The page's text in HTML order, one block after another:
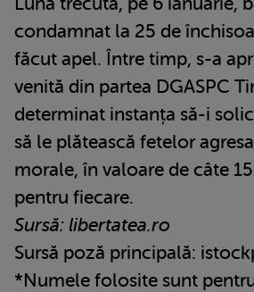
condamnat la 25 de
făcut apel. Între timp, s-a
venită din partea DGASPC
determinat instanța să-i
să le plătească fetelor
morale, în valoare de câte
pentru fiecare.
Sursă: libertatea.ro
Sursă poză principală:
*Numele folosite sunt